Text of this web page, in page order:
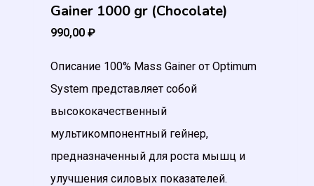
Gainer 1000 gr (Chocolate)
990,00 ₽
Описание 100% Mass Gainer от Optimum
System представляет собой
высококачественный
мультикомпонентный гейнер,
предназначенный для роста мышц и
улучшения силовых показателей.